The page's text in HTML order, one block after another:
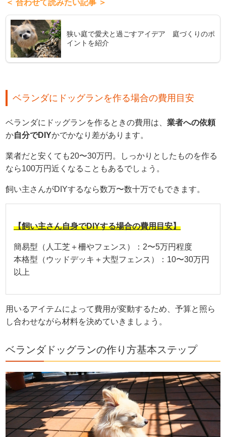
＜ 合わせて読みたい記事 ＞
狭い庭で愛犬と過ごすアイデア 庭づくりのポ
イントを紹介
ベランダにドッグランを作る場合の費用目安
ベランダにドッグランを作るときの費用は、業者への依頼
か自分でDIYかでかなり差があります。
業者だと安くても20〜30万円。しっかりとしたものを作る
なら100万円近くなることもあるでしょう。
飼い主さんがDIYするなら数万〜数十万でもできます。
【飼い主さん自身でDIYする場合の費用目安】
簡易型（人工芝＋柵やフェンス）：2〜5万円程度
本格型（ウッドデッキ＋大型フェンス）：10〜30万円
以上
用いるアイテムによって費用が変動するため、予算と照ら
し合わせながら材料を決めていきましょう。
ベランダドッグランの作り方基本ステップ